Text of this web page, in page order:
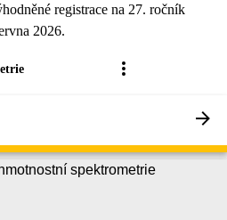
registrace na 27. ročník
2026.